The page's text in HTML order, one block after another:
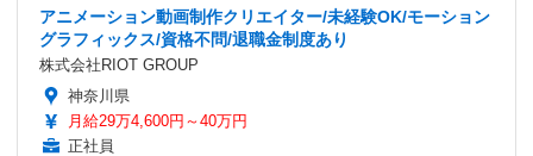
アニメーション動画制作クリエイター/未経験OK/モーション
グラフィックス/資格不問/退職金制度あり
株式会社RIOT GROUP
神奈川県
月給29万4,600円～40万円
正社員